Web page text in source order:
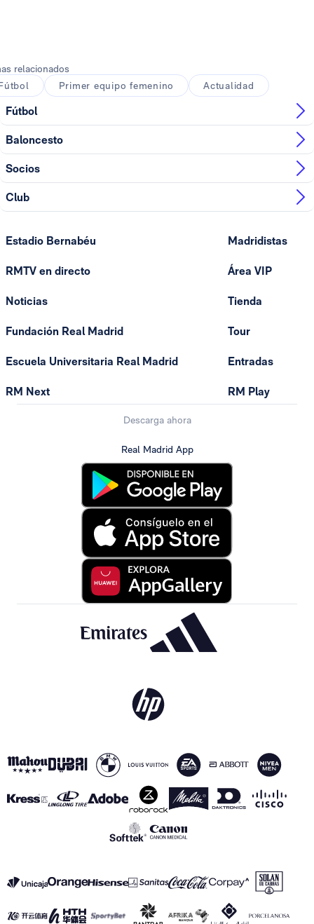
relacionados
Primer equipo femenino Actualidad
Fútbol
Baloncesto
Socios
Club
Estadio Bernabéu
RMTV en directo
Noticias
Fundación Real Madrid
Escuela Universitaria Real Madrid
RM Next
Madridistas
Área VIP
Tienda
Tour
Entradas
RM Play
Descarga ahora
Real Madrid App